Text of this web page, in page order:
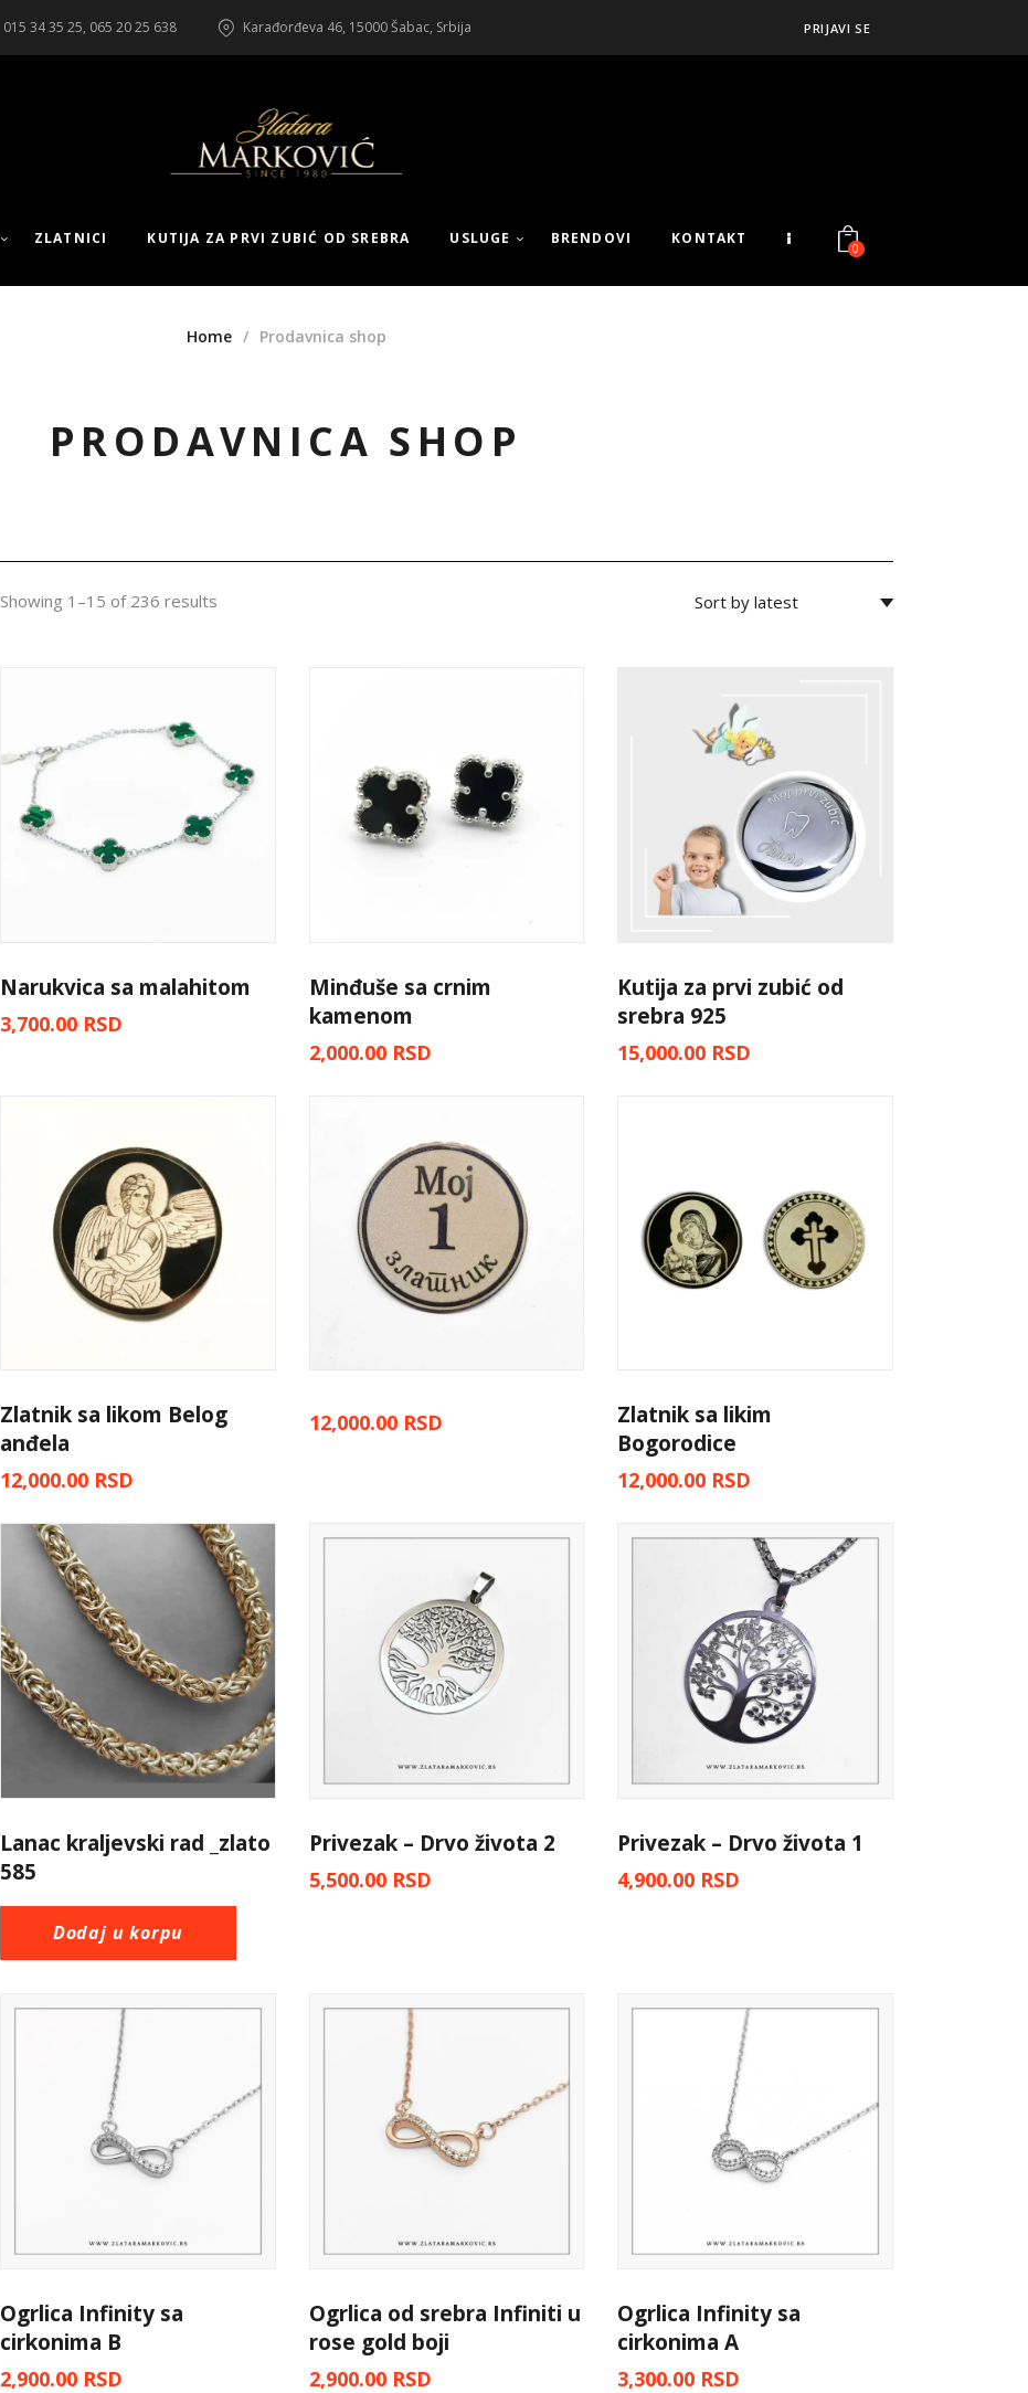
015 34 35 25, 065 20 25 638 Karađorđeva 46, 15000 Šabac, Srbija PRIJAVI SE
ZLATNICI KUTIJA ZA PRVI ZUBIĆ OD SREBRA USLUGE BRENDOVI KONTAKT
0
PRODAVNICA SHOP
Home Prodavnica shop
Showing 1–15 of 236 results
Narukvica sa malahitom
3,700.00 RSD
Minđuše sa crnim
kamenom
2,000.00 RSD
Kutija za prvi zubić od
srebra 925
15,000.00 RSD
Zlatnik sa likom Belog
anđela
12,000.00 RSD
12,000.00 RSD
Zlatnik sa likim
Bogorodice
12,000.00 RSD
Lanac kraljevski rad _zlato
585
Dodaj u korpu
Privezak – Drvo života 2
5,500.00 RSD
Privezak – Drvo života 1
4,900.00 RSD
Ogrlica Infinity sa
cirkonima B
2,900.00 RSD
Ogrlica od srebra Infiniti u
rose gold boji
2,900.00 RSD
Ogrlica Infinity sa
cirkonima A
3,300.00 RSD